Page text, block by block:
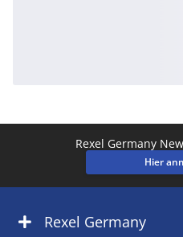
Rexel Germany
Hier
Rexel Germany